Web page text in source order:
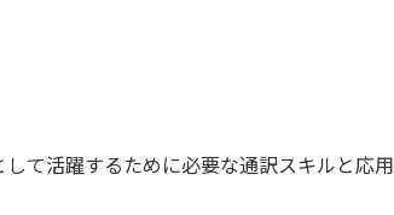
て活躍するために必要な通訳スキルと応